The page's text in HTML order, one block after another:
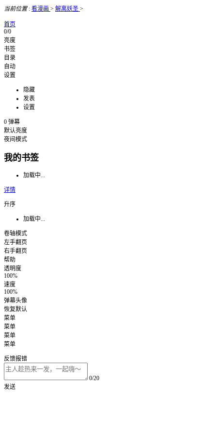
当前位置: 看漫画 > 解离妖圣 >
首页
0/0
亮度
书签
目录
自动
设置
隐藏
发表
设置
0 弹幕
默认亮度
夜间模式
我的书签
加载中...
详情
升序
加载中...
卷轴模式
左手翻页
右手翻页
帮助
透明度
100%
速度
100%
弹幕头像
恢复默认
菜单
菜单
菜单
菜单
反馈报错
0/20
发送